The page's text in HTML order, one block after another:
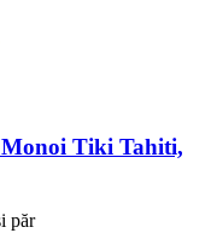
Tiki Tahiti,
păr